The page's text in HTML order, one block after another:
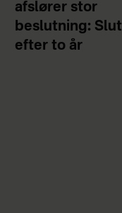
afslører stor
beslutning: Slut
efter to år